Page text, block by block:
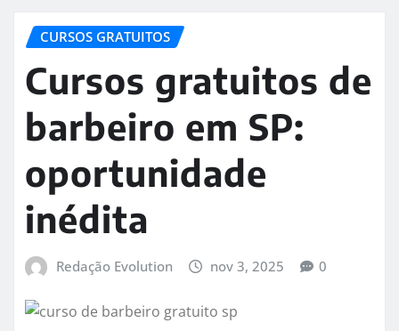
CURSOS GRATUITOS
Cursos gratuitos de
barbeiro em SP:
oportunidade
inédita
Redação Evolution nov 3, 2025 0